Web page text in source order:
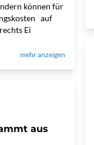
können für
auf
Ei
mehr anzeigen
aus